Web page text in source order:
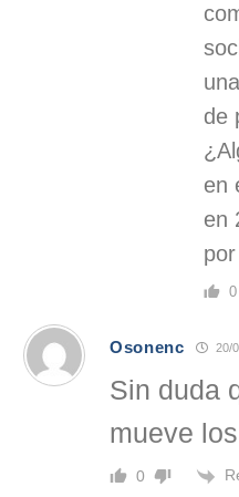
de
en
en
0
Osonenc 20/
Sin duda
mueve
0